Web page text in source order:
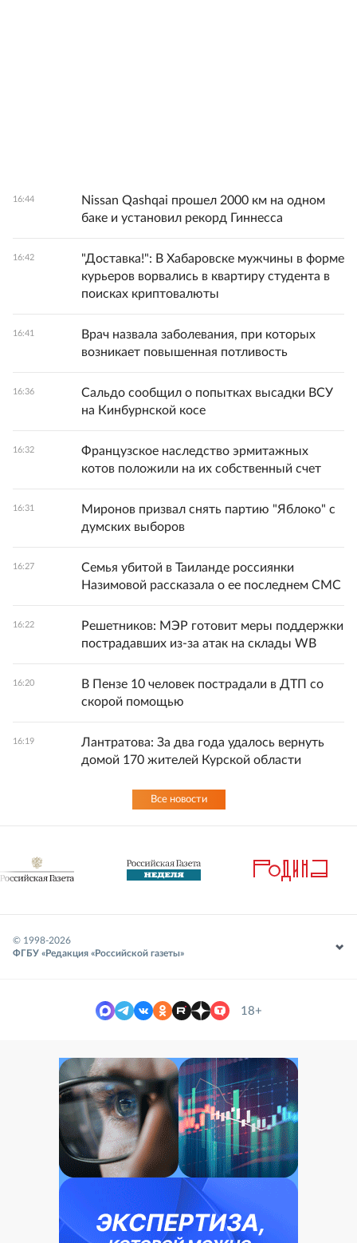
16:44
Nissan Qashqai прошел 2000 км на одном
баке и установил рекорд Гиннесса
16:42
"Доставка!": В Хабаровске мужчины в форме
курьеров ворвались в квартиру студента в
поисках криптовалюты
16:41
Врач назвала заболевания, при которых
возникает повышенная потливость
16:36
Сальдо сообщил о попытках высадки ВСУ
на Кинбурнской косе
16:32
Французское наследство эрмитажных
котов положили на их собственный счет
16:31
Миронов призвал снять партию "Яблоко" с
думских выборов
16:27
Семья убитой в Таиланде россиянки
Назимовой рассказала о ее последнем СМС
16:22
Решетников: МЭР готовит меры поддержки
пострадавших из-за атак на склады WB
16:20
В Пензе 10 человек пострадали в ДТП со
скорой помощью
16:19
Лантратова: За два года удалось вернуть
домой 170 жителей Курской области
Все новости
© 1998-2026
ФГБУ «Редакция «Российской газеты»
18+